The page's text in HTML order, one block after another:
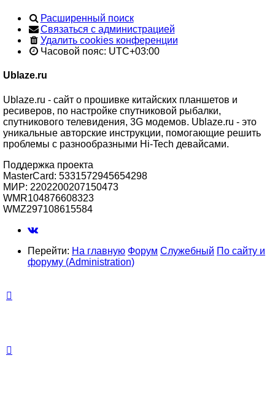
Расширенный поиск
Связаться с администрацией
Удалить cookies конференции
Часовой пояс: UTC+03:00
Ublaze.ru
Ublaze.ru - сайт о прошивке китайских планшетов и
ресиверов, по настройке спутниковой рыбалки,
спутникового телевидения, 3G модемов. Ublaze.ru - это
уникальные авторские инструкции, помогающие решить
проблемы с разнообразными Hi-Tech девайсами.
Поддержка проекта
MasterCard: 5331572945654298
МИР: 2202200207150473
WMR104876608323
WMZ297108615584
Перейти: На главную Форум Служебный По сайту и
форуму (Administration)